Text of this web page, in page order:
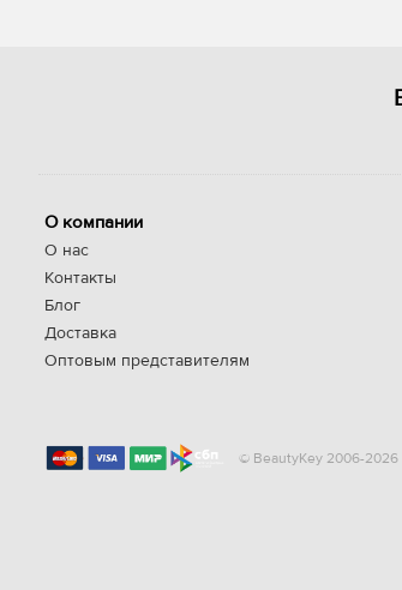
О компании
О нас
Контакты
Блог
Доставка
Оптовым представителям
© BeautyKey 2006-